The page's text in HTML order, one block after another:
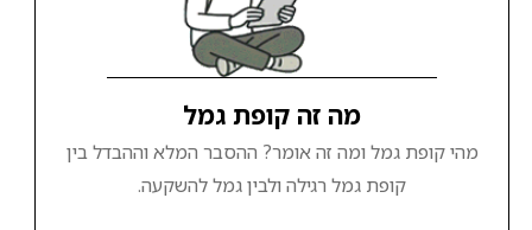
מה זה קופת גמל
מהי קופת גמל ומה זה אומר? ההסבר המלא וההבדל בין
קופת גמל רגילה ולבין גמל להשקעה.